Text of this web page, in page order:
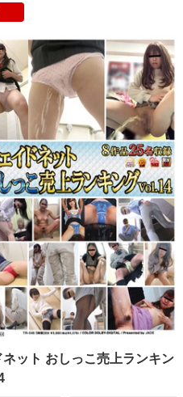
ネット おしっこ売上ランキン